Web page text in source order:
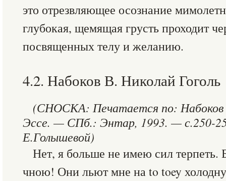
это отрезвляющее осознание
глубокая, щемящая грусть проходит
посвященных телу и желанию.
4.2. Набоков В. Николай Гоголь
(СНОСКА: Печатается по:
Эссе. — СПб.: Энтар, 1993. — с.250-
Е.Голышевой)
Нет, я больше не имею сил
чною! Они льют мне на to toey